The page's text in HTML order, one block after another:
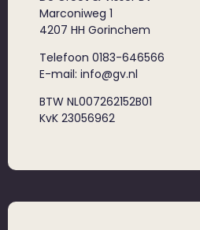
Marconiweg 1
4207 HH Gorinchem
Telefoon 0183-646566
E-mail: info@gv.nl
BTW NL007262152B01
KvK 23056962